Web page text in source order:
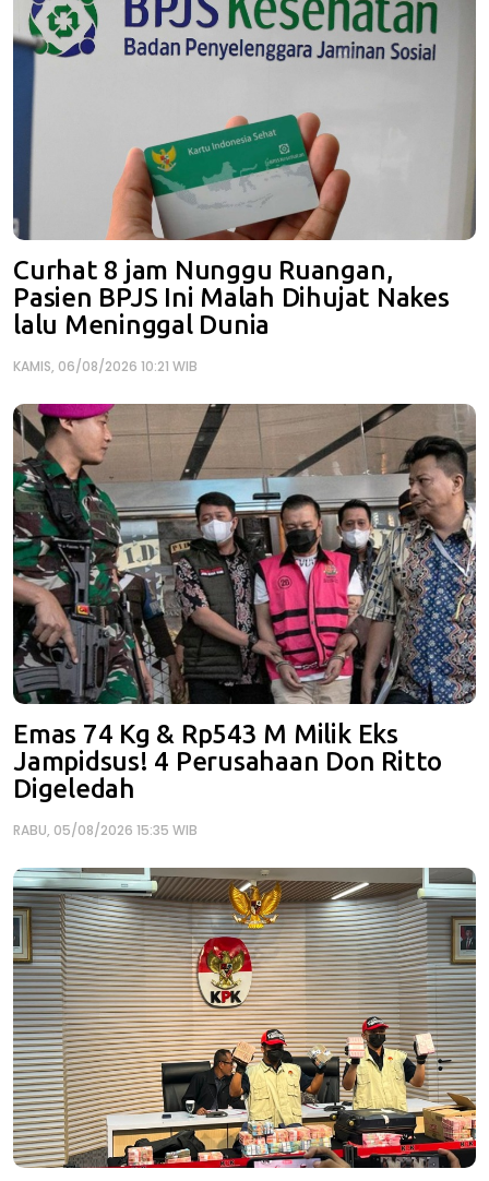
Curhat 8 jam Nunggu Ruangan,
Pasien BPJS Ini Malah Dihujat Nakes
lalu Meninggal Dunia
KAMIS, 06/08/2026 10:21 WIB
Emas 74 Kg & Rp543 M Milik Eks
Jampidsus! 4 Perusahaan Don Ritto
Digeledah
RABU, 05/08/2026 15:35 WIB